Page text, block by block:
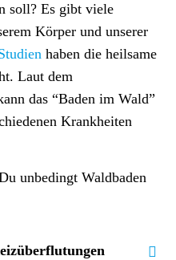
soll? Es gibt viele
Körper und unserer
haben die heilsame
Laut dem
das “Baden im Wald”
Krankheiten
unbedingt Waldbaden